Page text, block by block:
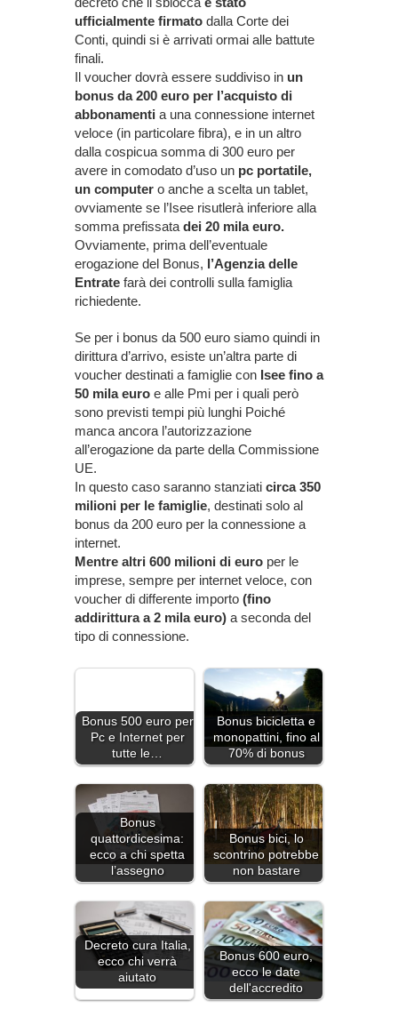
ufficialmente firmato dalla Corte dei
Conti, quindi si è arrivati ormai alle battute
finali.
Il voucher dovrà essere suddiviso in un
bonus da 200 euro per l’acquisto di
abbonamenti a una connessione internet
veloce (in particolare fibra), e in un altro
dalla cospicua somma di 300 euro per
avere in comodato d’uso un pc portatile,
un computer o anche a scelta un tablet,
ovviamente se l’Isee risutlerà inferiore alla
somma prefissata dei 20 mila euro.
Ovviamente, prima dell’eventuale
erogazione del Bonus, l’Agenzia delle
Entrate farà dei controlli sulla famiglia
richiedente.
Se per i bonus da 500 euro siamo quindi in
dirittura d’arrivo, esiste un’altra parte di
voucher destinati a famiglie con Isee fino a
50 mila euro e alle Pmi per i quali però
sono previsti tempi più lunghi Poiché
manca ancora l’autorizzazione
all’erogazione da parte della Commissione
UE.
In questo caso saranno stanziati circa 350
milioni per le famiglie, destinati solo al
bonus da 200 euro per la connessione a
internet.
Mentre altri 600 milioni di euro per le
imprese, sempre per internet veloce, con
voucher di differente importo (fino
addirittura a 2 mila euro) a seconda del
tipo di connessione.
Bonus 500 euro per
Pc e Internet per
tutte le…
Bonus bicicletta e
monopattini, fino al
70% di bonus
Bonus
quattordicesima:
ecco a chi spetta
l’assegno
Bonus bici, lo
scontrino potrebbe
non bastare
Decreto cura Italia,
ecco chi verrà
aiutato
Bonus 600 euro,
ecco le date
dell'accredito